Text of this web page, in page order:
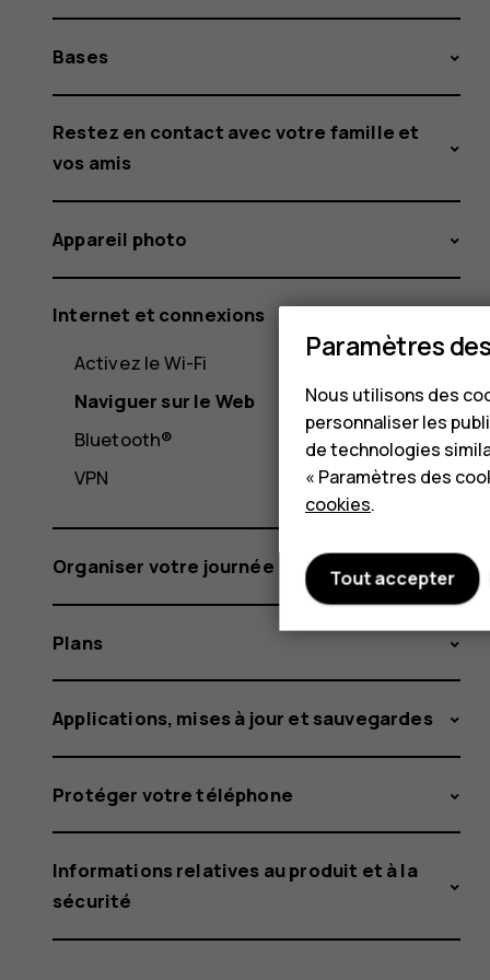
Bases
Restez en contact avec votre famille et
vos amis
Appareil photo
Internet et connexions
Activez le Wi-Fi
Naviguer sur le Web
Bluetooth®
VPN
Organiser votre journée
Plans
Applications, mises à jour et sauvegardes
Protéger votre téléphone
Informations relatives au produit et à la
sécurité
Paramètres
Nous utilisons des
personnaliser les
de technologies
« Paramètres des
cookies.
Tout accepter